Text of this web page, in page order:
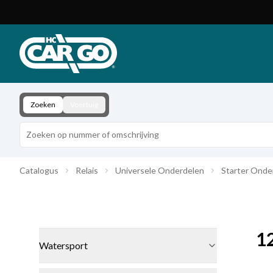
Download
Contact
Zoeken
Catalogus Relais Universele Onderdelen Starter
Watersport